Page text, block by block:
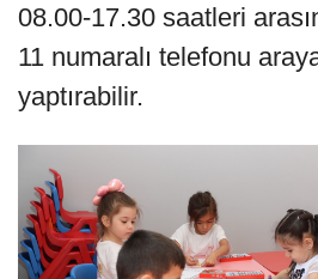
08.00-17.30 saatleri
11 numaralı telefonu
yaptırabilir.